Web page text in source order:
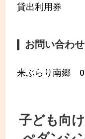
貸出利用券
お問い合わせ
来ぶらり南郷
子ども向